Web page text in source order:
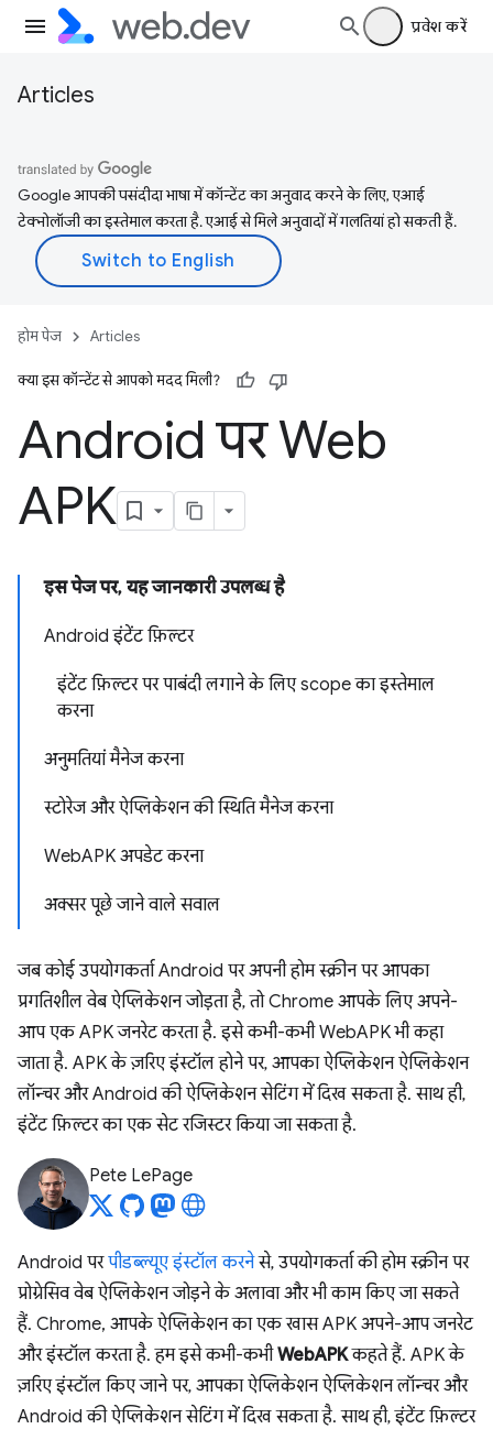
प्रवेश करें
Articles
Google आपकी पसंदीदा भाषा में कॉन्टेंट का अनुवाद करने के लिए, एआई
टेक्नोलॉजी का इस्तेमाल करता है. एआई से मिले अनुवादों में गलतियां हो सकती हैं.
होम पेज Articles
क्या इस कॉन्टेंट से आपको मदद मिली?
Android पर Web
APK
इस पेज पर, यह जानकारी उपलब्ध है
Android इंटेंट फ़िल्टर
इंटेंट फ़िल्टर पर पाबंदी लगाने के लिए scope का इस्तेमाल
करना
अनुमतियां मैनेज करना
स्टोरेज और ऐप्लिकेशन की स्थिति मैनेज करना
WebAPK अपडेट करना
अक्सर पूछे जाने वाले सवाल
जब कोई उपयोगकर्ता Android पर अपनी होम स्क्रीन पर आपका
प्रगतिशील वेब ऐप्लिकेशन जोड़ता है, तो Chrome आपके लिए अपने-
आप एक APK जनरेट करता है. इसे कभी-कभी WebAPK भी कहा
जाता है. APK के ज़रिए इंस्टॉल होने पर, आपका ऐप्लिकेशन ऐप्लिकेशन
लॉन्चर और Android की ऐप्लिकेशन सेटिंग में दिख सकता है. साथ ही,
इंटेंट फ़िल्टर का एक सेट रजिस्टर किया जा सकता है.
Pete LePage
Android परपीडब्ल्यूए इंस्टॉल करनेसे, उपयोगकर्ता की होम स्क्रीन पर
प्रोग्रेसिव वेब ऐप्लिकेशन जोड़ने के अलावा और भी काम किए जा सकते
हैं. Chrome, आपके ऐप्लिकेशन का एक खास APK अपने-आप जनरेट
और इंस्टॉल करता है. हम इसे कभी-कभीWebAPKकहते हैं. APK के
ज़रिए इंस्टॉल किए जाने पर, आपका ऐप्लिकेशन ऐप्लिकेशन लॉन्चर और
Android की ऐप्लिकेशन सेटिंग में दिख सकता है. साथ ही, इंटेंट फ़िल्टर